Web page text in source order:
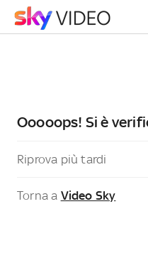
Ooooops! Si è
Riprova più tardi
Torna a Video Sky